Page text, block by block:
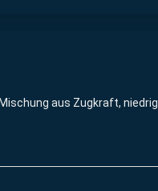
aus Zugkraft,